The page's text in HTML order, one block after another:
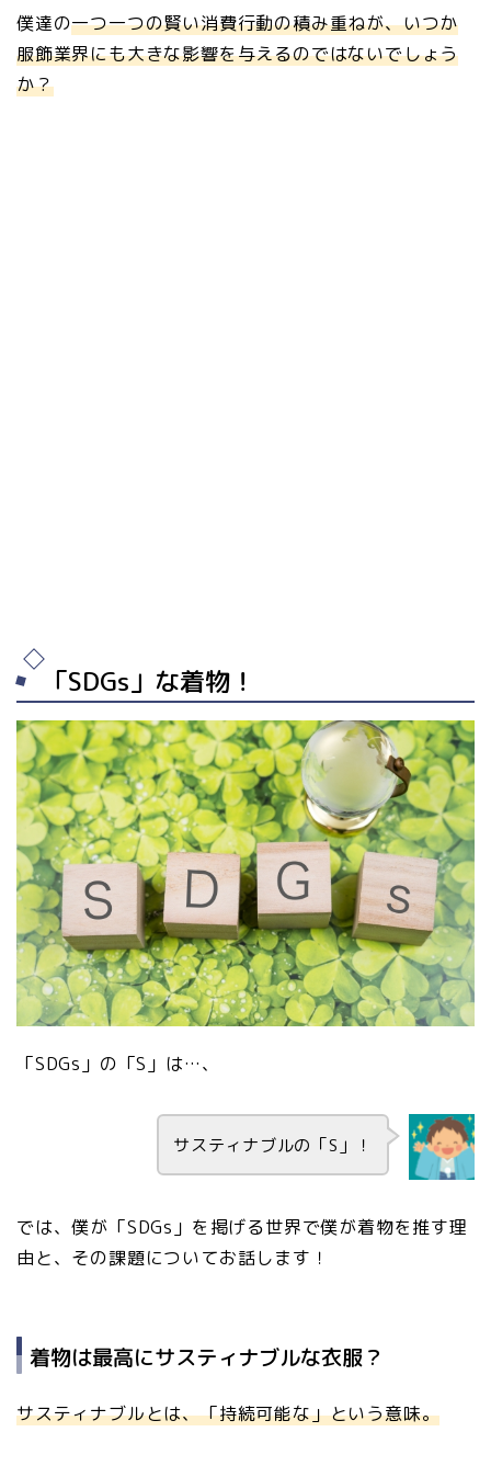
僕達の一つ一つの賢い消費行動の積み重ねが、いつか
服飾業界にも大きな影響を与えるのではないでしょう
か？
「SDGs」な着物！
「SDGs」の「S」は…、
サスティナブルの「S」！
では、僕が「SDGs」を掲げる世界で僕が着物を推す理
由と、その課題についてお話します！
着物は最高にサスティナブルな衣服？
サスティナブルとは、「持続可能な」という意味。